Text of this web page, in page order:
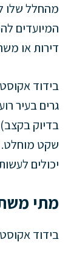
מהחלל שלו
המיועדים
דירות או
בידוד
גרים בעיר
בדיוק
שקט
יכולים
מתי
בידוד